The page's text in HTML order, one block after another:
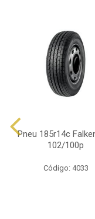
Pneu 185r14c
102/100p
Código: 4033